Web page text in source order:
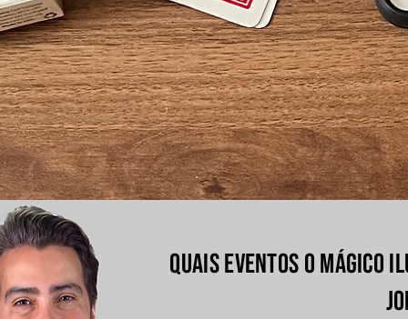
Quais eventos o Mágico